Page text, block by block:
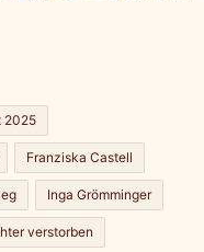
2025
Franziska Castell
Inga Grömminger
verstorben